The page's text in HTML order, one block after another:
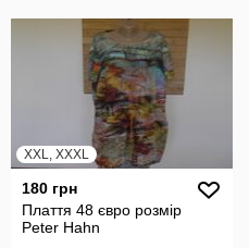
XXL, XXXL
180 грн
Плаття 48 євро розмір
Peter Hahn